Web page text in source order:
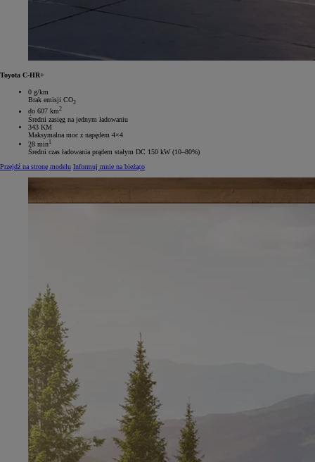
Toyota C-HR+
0 g/km
Brak emisji CO2
do 607 km2
Średni zasięg na jednym ładowaniu
343 KM
Maksymalna moc z napędem 4×4
28 min1
Średni czas ładowania prądem stałym DC 150 kW (10–80%)
Przejdź na stronę modelu Informuj mnie na bieżąco